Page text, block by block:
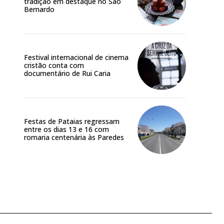
Bernardo
Festival internacional de cinema
cristão conta com
documentário de Rui Caria
Festas de Pataias regressam
entre os dias 13 e 16 com
romaria centenária às Paredes